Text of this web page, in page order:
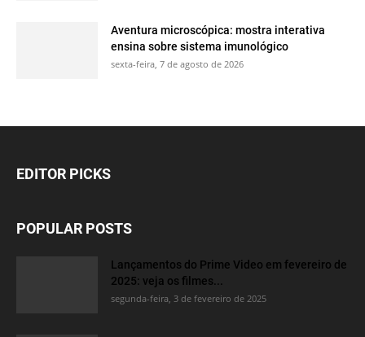
Aventura microscópica: mostra interativa
ensina sobre sistema imunológico
sexta-feira, 7 de agosto de 2026
EDITOR PICKS
POPULAR POSTS
Lançamentos do Prime Video em fevereiro de
2025: veja os filmes...
segunda-feira, 3 de fevereiro de 2025